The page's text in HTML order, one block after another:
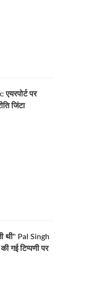
पर
जिंटा
थी" Pal Singh
गई टिप्पणी पर